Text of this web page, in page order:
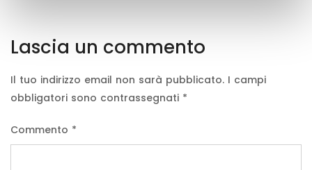
Lascia un commento
Il tuo indirizzo email non sarà pubblicato. I campi
obbligatori sono contrassegnati *
Commento *